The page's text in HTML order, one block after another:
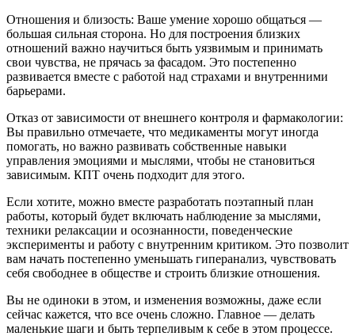
Отношения и близость: Ваше умение хорошо общаться —
большая сильная сторона. Но для построения близких
отношений важно научиться быть уязвимым и принимать
свои чувства, не прячась за фасадом. Это постепенно
развивается вместе с работой над страхами и внутренними
барьерами.
Отказ от зависимости от внешнего контроля и фармакологии:
Вы правильно отмечаете, что медикаменты могут иногда
помогать, но важно развивать собственные навыки
управления эмоциями и мыслями, чтобы не становиться
зависимым. КПТ очень подходит для этого.
Если хотите, можно вместе разработать поэтапный план
работы, который будет включать наблюдение за мыслями,
техники релаксации и осознанности, поведенческие
эксперименты и работу с внутренним критиком. Это позволит
вам начать постепенно уменьшать гиперанализ, чувствовать
себя свободнее в обществе и строить близкие отношения.
Вы не одиноки в этом, и изменения возможны, даже если
сейчас кажется, что все очень сложно. Главное — делать
маленькие шаги и быть терпеливым к себе в этом процессе.